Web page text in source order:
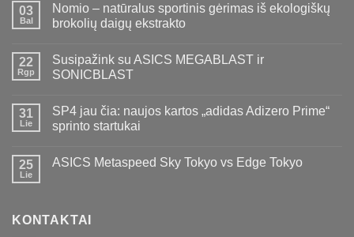
03
Bal
Nomio – natūralus sportinis gėrimas iš ekologiškų
brokolių daigų ekstrakto
22
Rgp
Susipažink su ASICS MEGABLAST ir
SONICBLAST
31
Lie
SP4 jau čia: naujos kartos „adidas Adizero Prime“
sprinto startukai
25
Lie
ASICS Metaspeed Sky Tokyo vs Edge Tokyo
KONTAKTAI